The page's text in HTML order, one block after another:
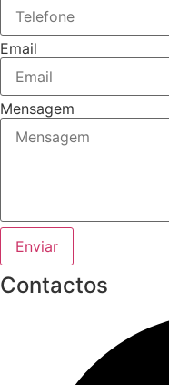
Email
Mensagem
Enviar
Contactos